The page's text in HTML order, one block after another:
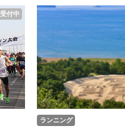
受付中
ランニング